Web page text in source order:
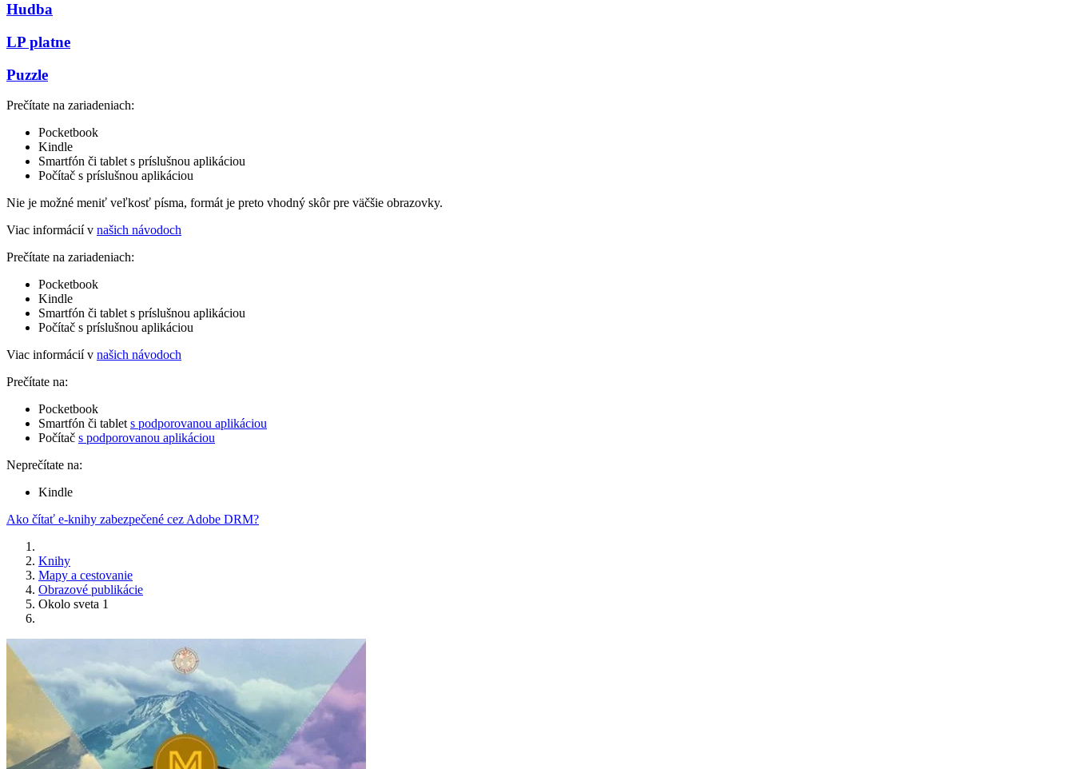
Hudba
LP platne
Puzzle
Prečítate na zariadeniach:
Pocketbook
Kindle
Smartfón či tablet s príslušnou aplikáciou
Počítač s príslušnou aplikáciou
Nie je možné meniť veľkosť písma, formát je preto vhodný skôr pre väčšie obrazovky.
Viac informácií v našich návodoch
Prečítate na zariadeniach:
Pocketbook
Kindle
Smartfón či tablet s príslušnou aplikáciou
Počítač s príslušnou aplikáciou
Viac informácií v našich návodoch
Prečítate na:
Pocketbook
Smartfón či tablet s podporovanou aplikáciou
Počítač s podporovanou aplikáciou
Neprečítate na:
Kindle
Ako čítať e-knihy zabezpečené cez Adobe DRM?
Knihy
Mapy a cestovanie
Obrazové publikácie
Okolo sveta 1